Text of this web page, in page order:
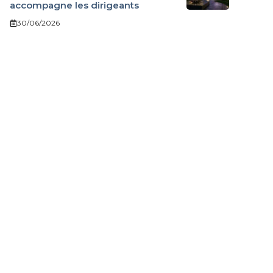
accompagne les dirigeants
30/06/2026